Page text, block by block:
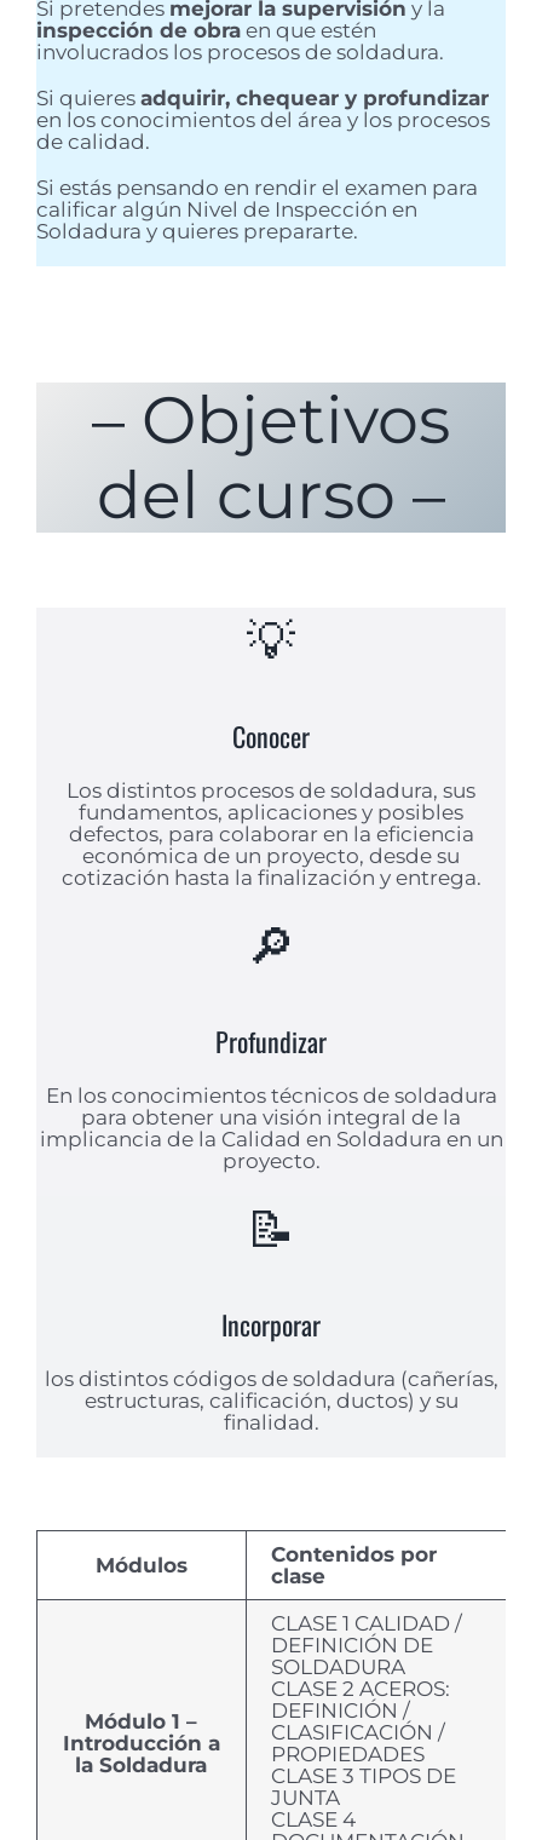
Si pretendes mejorar la supervisión y la
inspección de obraen que estén
involucrados los procesos de soldadura.
Si quieres adquirir, chequear y profundizar
en los conocimientos del área y los procesos
de calidad.
Si estás pensando en rendir el examen para
calificar algún Nivel de Inspección en
Soldadura y quieres prepararte.
– Objetivos
del curso –
💡
Conocer
Los distintos procesos de soldadura, sus
fundamentos, aplicaciones y posibles
defectos, para colaborar en la eficiencia
económica de un proyecto, desde su
cotización hasta la finalización y entrega.
🔎
Profundizar
En los conocimientos técnicos de soldadura
para obtener una visión integral de la
implicancia de la Calidad en Soldadura en un
proyecto.
📝
Incorporar
los distintos códigos de soldadura (cañerías,
estructuras, calificación, ductos) y su
finalidad.
Módulos
Contenidos por
clase
Módulo 1 –
Introducción a
la Soldadura
CLASE 1 CALIDAD /
DEFINICIÓN DE
SOLDADURA
CLASE 2 ACEROS:
DEFINICIÓN /
CLASIFICACIÓN /
PROPIEDADES
CLASE 3 TIPOS DE
JUNTA
CLASE 4